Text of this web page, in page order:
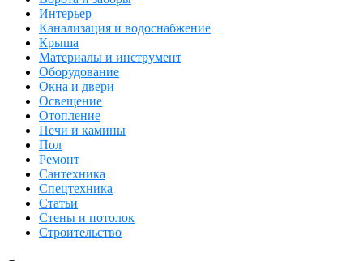
Интерьер
Канализация и водоснабжение
Крыша
Материалы и инструмент
Оборудование
Окна и двери
Освещение
Отопление
Печи и камины
Пол
Ремонт
Сантехника
Спецтехника
Статьи
Стены и потолок
Строительство